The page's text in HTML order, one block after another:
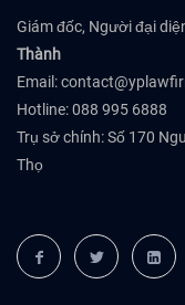
Giám đốc, Người đại
Thành
Email:
Hotline: 088 995 6888
Trụ sở chính: Số 170
Thọ